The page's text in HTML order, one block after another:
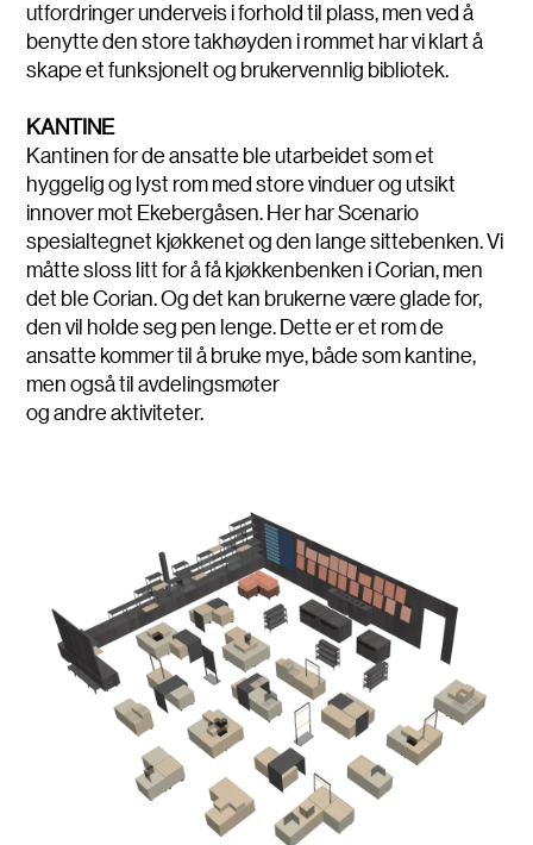
utfordringer underveis i forhold til plass, men ved å
benytte den store takhøyden i rommet har vi klart å
skape et funksjonelt og brukervennlig bibliotek.
KANTINE
Kantinen for de ansatte ble utarbeidet som et
hyggelig og lyst rom med store vinduer og utsikt
innover mot Ekebergåsen. Her har Scenario
spesialtegnet kjøkkenet og den lange sittebenken. Vi
måtte sloss litt for å få kjøkkenbenken i Corian, men
det ble Corian. Og det kan brukerne være glade for,
den vil holde seg pen lenge. Dette er et rom de
ansatte kommer til å bruke mye, både som kantine,
men også til avdelingsmøter
og andre aktiviteter.